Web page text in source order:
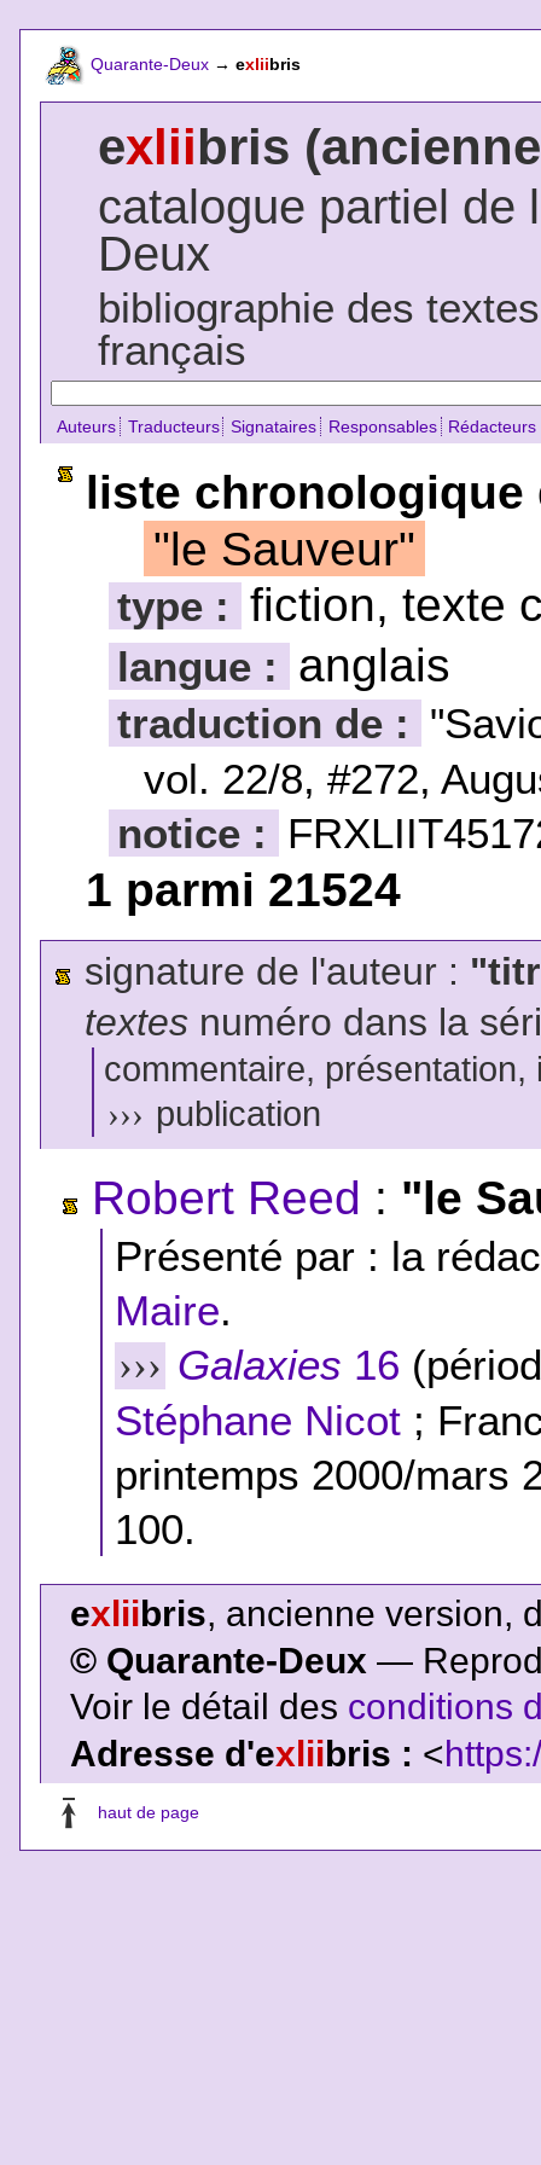
Quarante-Deux → exliibris
exliibris
catalogue partiel de
Deux
bibliographie des
français
Auteurs Traducteurs Signataires Responsables Rédacteurs
liste chronologique
"le Sauveur"
type : fiction, texte
langue : anglais
traduction de :
vol. 22/8, #272,
notice :
1 parmi 21524
signature de l'auteur :
textesnuméro dans la
commentaire,
››› publication
Robert Reed : "le
Présenté par : la
Maire.
››› Galaxies 16
Stéphane Nicot ;
printemps 2000/mars
100.
exliibris, ancienne version,
© Quarante-Deux —
Voir le détail des conditions
Adresse d'exlii bris : <
haut de page